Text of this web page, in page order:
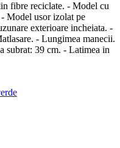
fibre reciclate. - Model cu
Model usor izolat pe
exterioare incheiata. -
- Lungimea manecii.
subrat: 39 cm. - Latimea in